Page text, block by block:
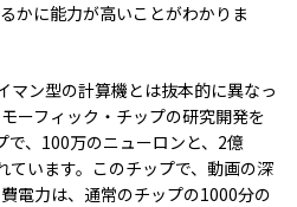
かに能力が高いことがわかりま
マン型の計算機とは抜本的に異なっ
ーフィック・チップの研究開発を
で、100万のニューロンと、2億
います。このチップで、動画の深
電力は、通常のチップの1000分の